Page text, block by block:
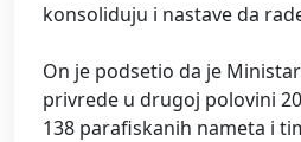
konsoliduju i nastave da
On je podsetio da je
privrede u drugoj polovini
138 parafiskanih nameta i